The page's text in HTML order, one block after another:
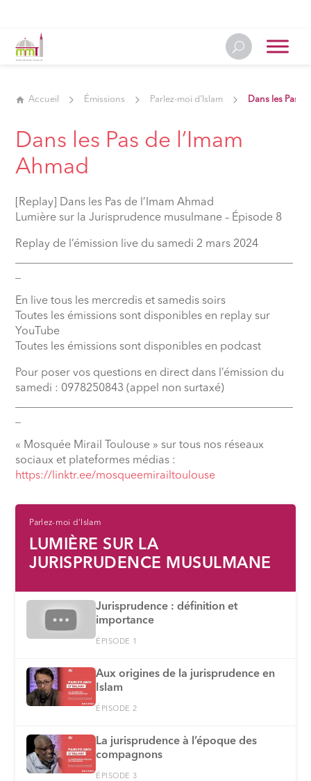
Accueil Émissions Parlez-moi d'Islam Dans les Pas
Dans les Pas de l’Imam
Ahmad
[Replay] Dans les Pas de l’Imam Ahmad
Lumière sur la Jurisprudence musulmane – Épisode 8
Replay de l’émission live du samedi 2 mars 2024
En live tous les mercredis et samedis soirs
Toutes les émissions sont disponibles en replay sur
YouTube
Toutes les émissions sont disponibles en podcast
Pour poser vos questions en direct dans l’émission du
samedi : 0978250843 (appel non surtaxé)
« Mosquée Mirail Toulouse » sur tous nos réseaux
sociaux et plateformes médias :
⁠https://linktr.ee/mosqueemirailtoulouse
Parlez-moi d'Islam
LUMIÈRE SUR LA
JURISPRUDENCE MUSULMANE
Jurisprudence : définition et
importance
ÉPISODE 1
Aux origines de la jurisprudence en
Islam
ÉPISODE 2
La jurisprudence à l’époque des
compagnons
ÉPISODE 3